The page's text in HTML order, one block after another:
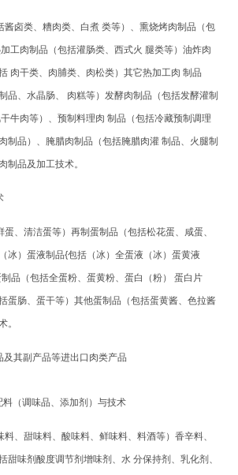
酱卤类、糟肉类、白煮 类等）、熏烧烤肉制品（包
工肉制品（包括灌肠类、西式火 腿类等）油炸肉
肉干类、肉脯类、肉松类）其它热加工肉 制品
品、水晶肠、 肉糕等）发酵肉制品（包括发酵灌制
牛肉等）、预制料理肉 制品（包括冷藏预制调理
制品）、腌腊肉制品（包括腌腊肉灌 制品、火腿制
制品及加工技术。
、清洁蛋等）再制蛋制品（包括松花蛋、咸蛋、
冰）蛋液制品{包括（冰）全蛋液（冰）蛋黄液
制品（包括全蛋粉、蛋黄粉、蛋白（粉） 蛋白片
蛋肠、蛋干等）其他蛋制品（包括蛋黄酱、色拉酱
。
其副产品等进出口肉类产品
料（调味品、添加剂）与技术
、甜味料、酸味料、鲜味料、料酒等）香辛料、
甜味剂酸度调节剂增味剂、水 分保持剂、乳化剂、